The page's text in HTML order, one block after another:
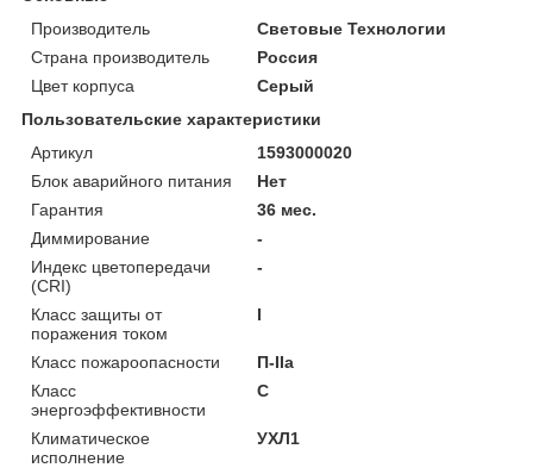
Производитель
Световые Технологии
Страна производитель
Россия
Цвет корпуса
Серый
Пользовательские характеристики
Артикул
1593000020
Блок аварийного питания
Нет
Гарантия
36 мес.
Диммирование
-
Индекс цветопередачи
(CRI)
-
Класс защиты от
поражения током
I
Класс пожароопасности
П-ІІа
Класс
энергоэффективности
C
Климатическое
исполнение
УХЛ1